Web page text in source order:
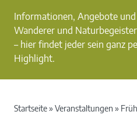
Informationen, Angebote
Wanderer und
– hier findet jeder sein ganz
Highlight.
Startseite» Veranstaltungen »